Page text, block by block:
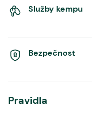
Služby kempu
Bezpečnost
Pravidla